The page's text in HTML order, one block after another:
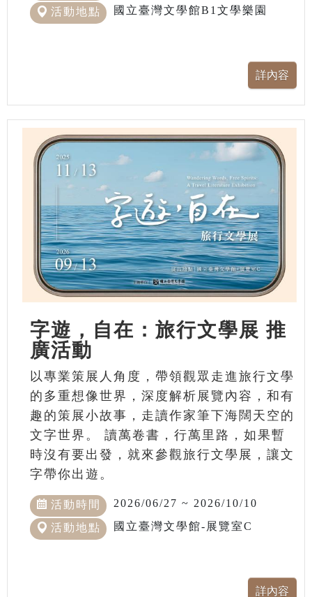
活動地點 國立臺灣文學館B1文學樂園
字遊，自在：旅行文學展 推
廣活動
以專業策展人角度，帶領觀眾走進旅行文學
的多重想像世界，深度解析展覽內容，和有
趣的策展小故事，走讀作家筆下海闊天空的
文字世界。 讀萬卷書，行萬里路，如果暫
時沒有要出發，就來參觀旅行文學展，讓文
字帶你出遊。
活動時間 2026/06/27 ~ 2026/10/10
活動地點 國立臺灣文學館-展覽室C